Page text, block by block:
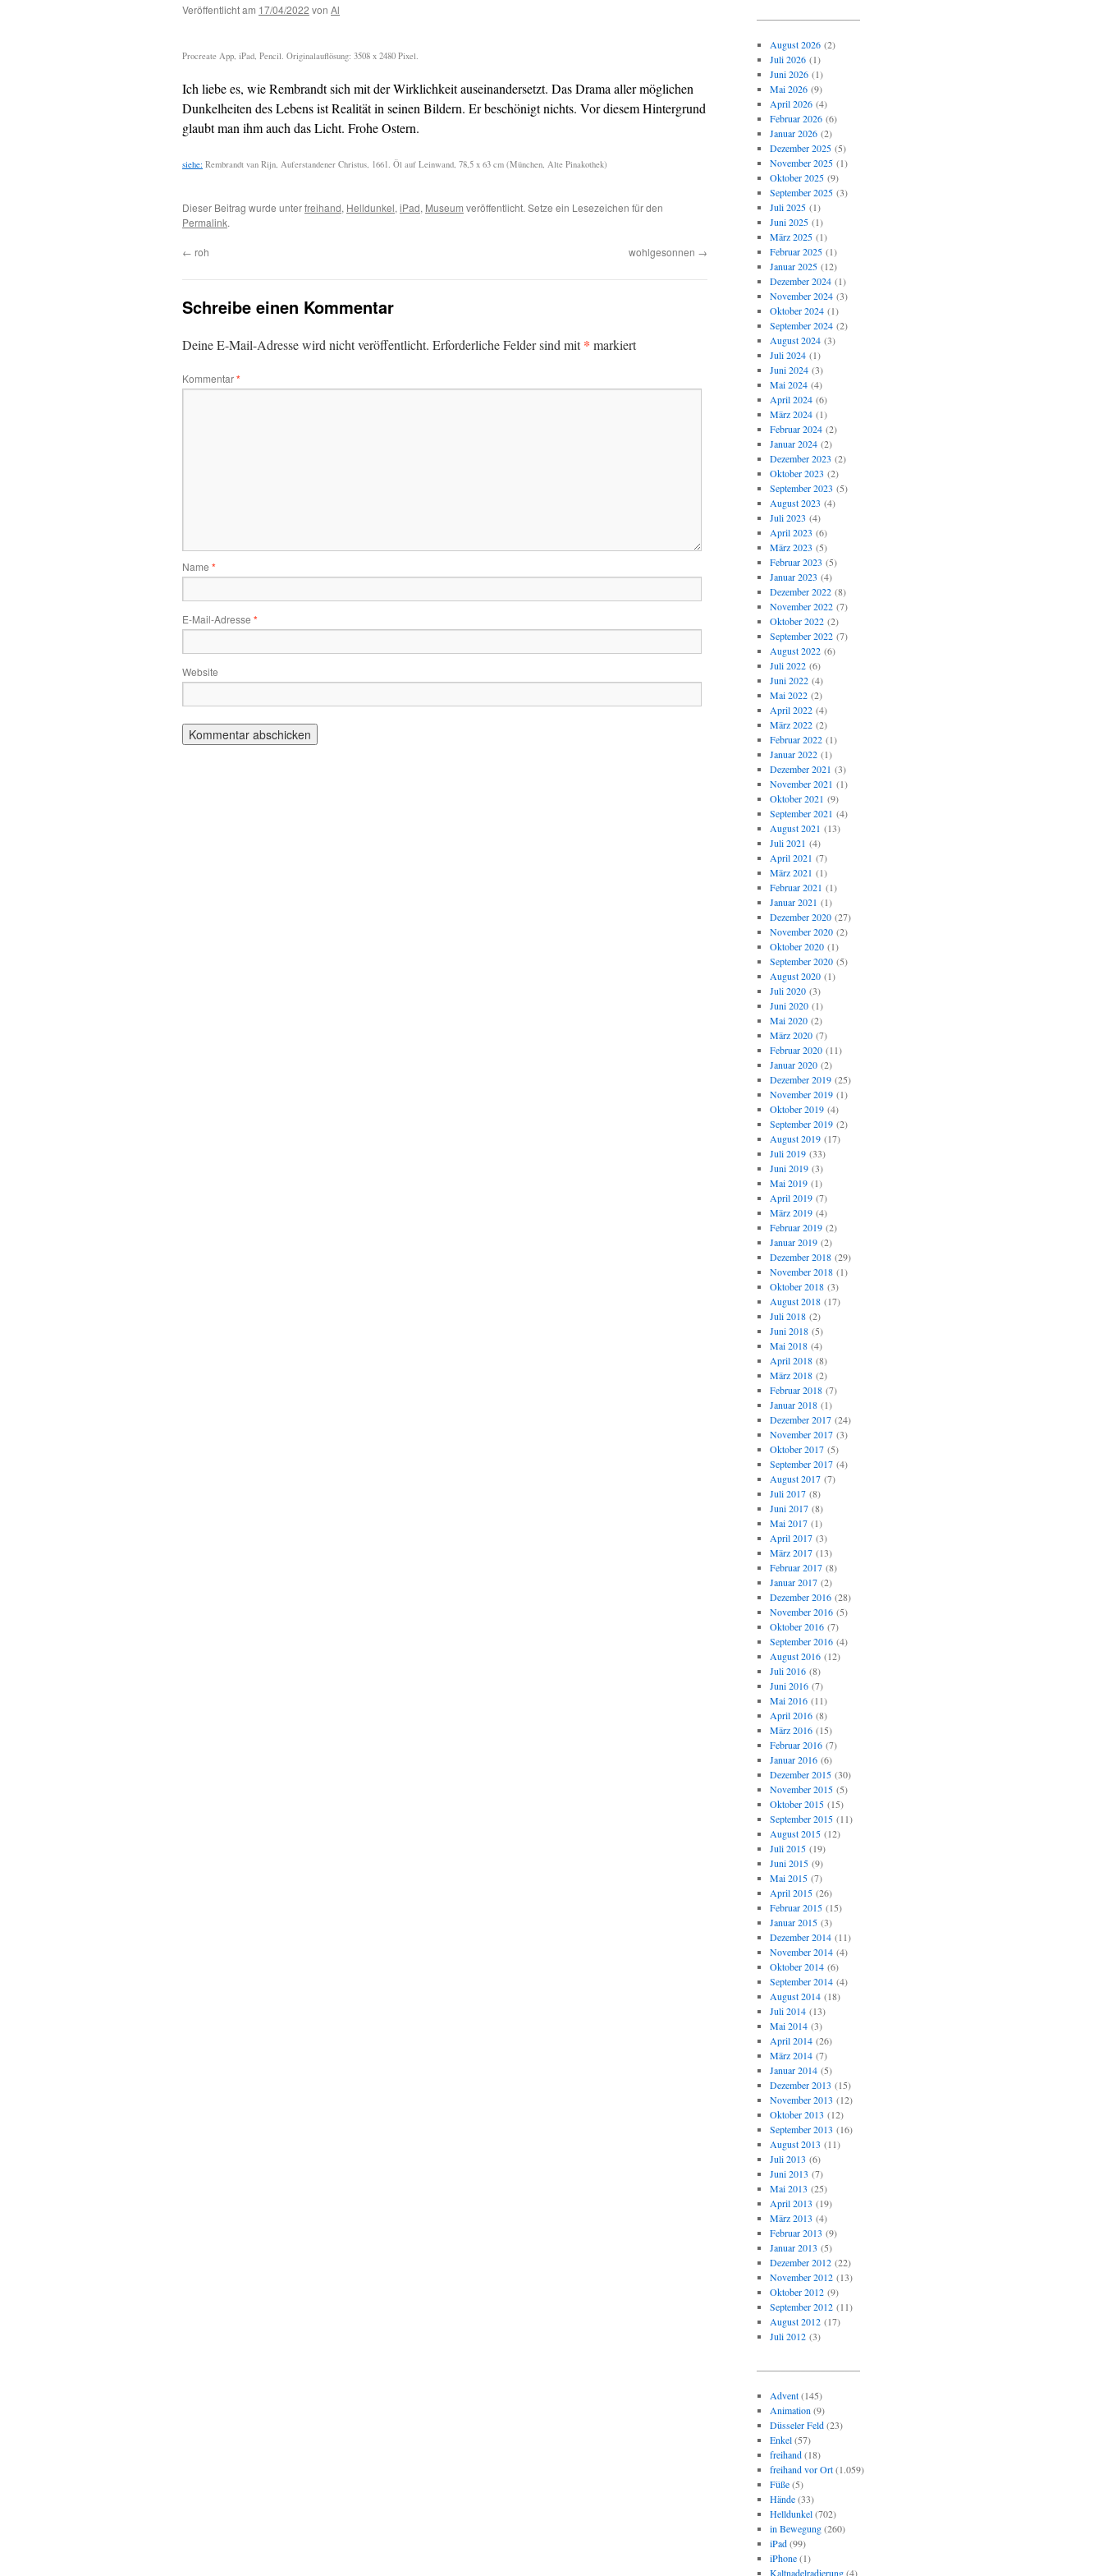
Veröffentlicht am 17/04/2022 von Al
Procreate App, iPad, Pencil. Originalauflösung: 3508 x 2480 Pixel.
Ich liebe es, wie Rembrandt sich mit der Wirklichkeit auseinandersetzt. Das Drama aller möglichen
Dunkelheiten des Lebens ist Realität in seinen Bildern. Er beschönigt nichts. Vor diesem Hintergrund
glaubt man ihm auch das Licht. Frohe Ostern.
siehe: Rembrandt van Rijn, Auferstandener Christus, 1661. Öl auf Leinwand, 78,5 x 63 cm (München, Alte Pinakothek)
Dieser Beitrag wurde unterfreihand, Helldunkel, iPad, Museum veröffentlicht. Setze ein Lesezeichen für den
Permalink.
← roh wohlgesonnen →
Schreibe einen Kommentar
Deine E-Mail-Adresse wird nicht veröffentlicht. Erforderliche Felder sind mit* markiert
Kommentar*
Name *
E-Mail-Adresse *
Website
August 2026(2)
Juli 2026(1)
Juni 2026(1)
Mai 2026(9)
April 2026(4)
Februar 2026(6)
Januar 2026(2)
Dezember 2025(5)
November 2025(1)
Oktober 2025(9)
September 2025(3)
Juli 2025(1)
Juni 2025(1)
März 2025(1)
Februar 2025(1)
Januar 2025(12)
Dezember 2024(1)
November 2024(3)
Oktober 2024(1)
September 2024(2)
August 2024(3)
Juli 2024(1)
Juni 2024(3)
Mai 2024(4)
April 2024(6)
März 2024(1)
Februar 2024(2)
Januar 2024(2)
Dezember 2023 (2)
Oktober 2023 (2)
September 2023 (5)
August 2023 (4)
Juli 2023 (4)
April 2023 (6)
März 2023 (5)
Februar 2023 (5)
Januar 2023 (4)
Dezember 2022(8)
November 2022(7)
Oktober 2022(2)
September 2022(7)
August 2022(6)
Juli 2022(6)
Juni 2022(4)
Mai 2022(2)
April 2022(4)
März 2022(2)
Februar 2022(1)
Januar 2022(1)
Dezember 2021 (3)
November 2021 (1)
Oktober 2021 (9)
September 2021 (4)
August 2021 (13)
Juli 2021 (4)
April 2021 (7)
März 2021 (1)
Februar 2021 (1)
Januar 2021 (1)
Dezember 2020(27)
November 2020(2)
Oktober 2020(1)
September 2020(5)
August 2020(1)
Juli 2020(3)
Juni 2020(1)
Mai 2020(2)
März 2020(7)
Februar 2020(11)
Januar 2020(2)
Dezember 2019(25)
November 2019(1)
Oktober 2019(4)
September 2019(2)
August 2019(17)
Juli 2019(33)
Juni 2019(3)
Mai 2019(1)
April 2019(7)
März 2019(4)
Februar 2019(2)
Januar 2019(2)
Dezember 2018(29)
November 2018(1)
Oktober 2018(3)
August 2018(17)
Juli 2018(2)
Juni 2018(5)
Mai 2018(4)
April 2018(8)
März 2018(2)
Februar 2018(7)
Januar 2018(1)
Dezember 2017(24)
November 2017(3)
Oktober 2017(5)
September 2017(4)
August 2017(7)
Juli 2017(8)
Juni 2017(8)
Mai 2017(1)
April 2017(3)
März 2017(13)
Februar 2017(8)
Januar 2017(2)
Dezember 2016(28)
November 2016(5)
Oktober 2016(7)
September 2016(4)
August 2016(12)
Juli 2016(8)
Juni 2016(7)
Mai 2016(11)
April 2016(8)
März 2016(15)
Februar 2016(7)
Januar 2016(6)
Dezember 2015(30)
November 2015(5)
Oktober 2015(15)
September 2015(11)
August 2015(12)
Juli 2015(19)
Juni 2015(9)
Mai 2015(7)
April 2015(26)
Februar 2015(15)
Januar 2015(3)
Dezember 2014(11)
November 2014(4)
Oktober 2014(6)
September 2014(4)
August 2014(18)
Juli 2014(13)
Mai 2014(3)
April 2014(26)
März 2014(7)
Januar 2014(5)
Dezember 2013 (15)
November 2013 (12)
Oktober 2013 (12)
September 2013 (16)
August 2013 (11)
Juli 2013 (6)
Juni 2013 (7)
Mai 2013 (25)
April 2013 (19)
März 2013 (4)
Februar 2013 (9)
Januar 2013 (5)
Dezember 2012(22)
November 2012(13)
Oktober 2012(9)
September 2012(11)
August 2012(17)
Juli 2012(3)
Advent(145)
Animation (9)
Düsseler Feld(23)
Enkel(57)
freihand(18)
freihand vor Ort(1.059)
Füße(5)
Hände(33)
Helldunkel(702)
in Bewegung(260)
iPad(99)
iPhone(1)
Kaltnadelradierung(4)